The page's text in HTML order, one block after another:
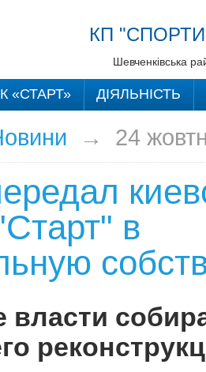
КП
Шевченківська
«СТАРТ» ДІЯЛЬНІСТЬ
→ 24
в
власти